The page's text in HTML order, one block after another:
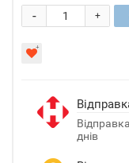
+
-
днів